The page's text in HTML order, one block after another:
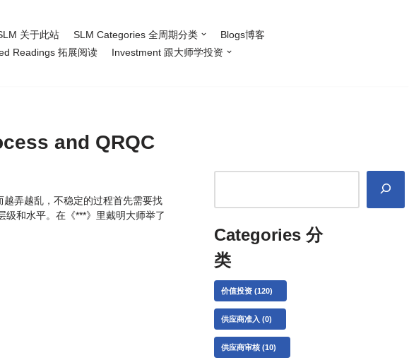
关于此站 SLM Categories 全周期分类
Blogs博客
Readings 拓展阅读
Investment 跟大师学投资
and QRQC
弄越乱，不稳定的过程首先需要找
和水平。在《***》里戴明大师举了
Categories 分
类
价值投资 (120)
供应商准入 (0)
供应商审核 (10)